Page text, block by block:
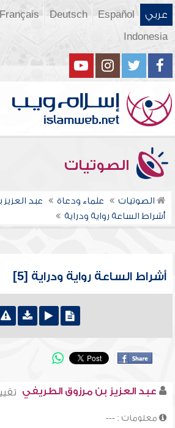
عربي Español
Deutsch
Français
Indonesia
الصوتيات
الصوتيات علماء ودعاة
عبد
أشراط الساعة رواية ودراية
أشراط الساعة رواية ودراية [5]
عبد العزيز بن مرزوق الطريفي
معلومات : ---